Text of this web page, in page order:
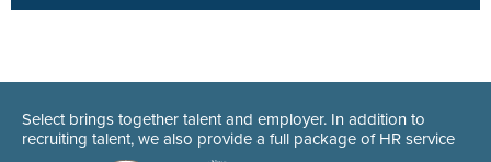
Select brings together talent and employer. In addition to
recruiting talent, we also provide a full package of HR service